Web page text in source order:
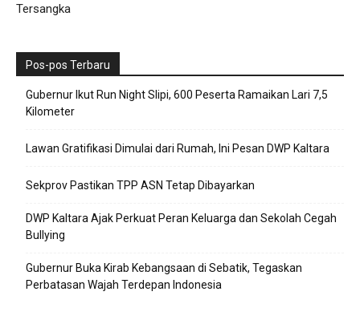
Tersangka
Pos-pos Terbaru
Gubernur Ikut Run Night Slipi, 600 Peserta Ramaikan Lari 7,5
Kilometer
Lawan Gratifikasi Dimulai dari Rumah, Ini Pesan DWP Kaltara
Sekprov Pastikan TPP ASN Tetap Dibayarkan
DWP Kaltara Ajak Perkuat Peran Keluarga dan Sekolah Cegah
Bullying
Gubernur Buka Kirab Kebangsaan di Sebatik, Tegaskan
Perbatasan Wajah Terdepan Indonesia